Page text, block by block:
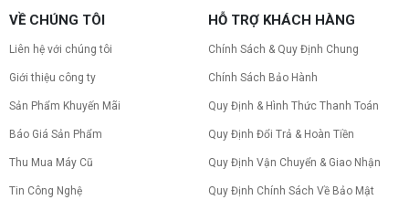
VỀ CHÚNG TÔI
Liên hệ với chúng tôi
Giới thiệu công ty
Sản Phẩm Khuyến Mãi
Báo Giá Sản Phẩm
Thu Mua Máy Cũ
Tin Công Nghệ
HỖ TRỢ KHÁCH HÀNG
Chính Sách & Quy Định Chung
Chính Sách Bảo Hành
Quy Định & Hình Thức Thanh Toán
Quy Định Đổi Trả & Hoàn Tiền
Quy Định Vận Chuyển & Giao Nhận
Quy Định Chính Sách Về Bảo Mật